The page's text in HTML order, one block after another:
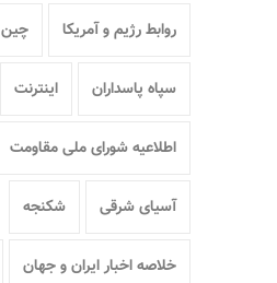
روابط رژیم و آمریکا چین
سپاه پاسداران اینترنت
اطلاعیه شورای ملی مقاومت
آسیای شرقی شکنجه
خلاصه اخبار ایران و جهان